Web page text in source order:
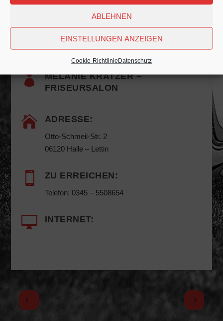
ABLEHNEN
EINSTELLUNGEN ANZEIGEN
Cookie-RichtlinieDatenschutz

MELANIE KRATZER –
FRISEURSALON
 ADRESSE:
Otto-Schmeil-Str. 2
06120 Halle – Lettin
 ZU ERREICHEN:
Telefon: 0345 – 5508654
 INTERNET: